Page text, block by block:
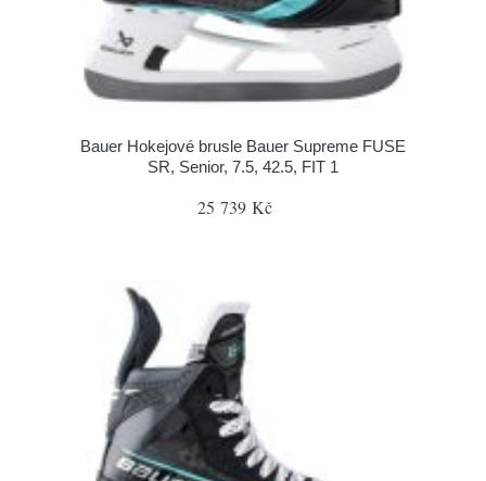
Bauer Hokejové brusle Bauer Supreme FUSE
SR, Senior, 7.5, 42.5, FIT 1
25 739 Kč